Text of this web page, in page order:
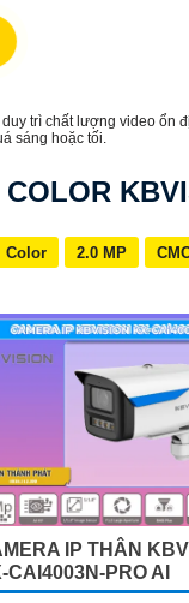
trì chất lượng video ổn
sáng hoặc tối.
Color 2.0 MP
IP THÂN
CAI4003N-PRO AI